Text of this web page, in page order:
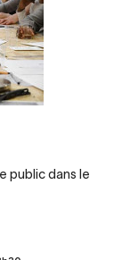
public dans le